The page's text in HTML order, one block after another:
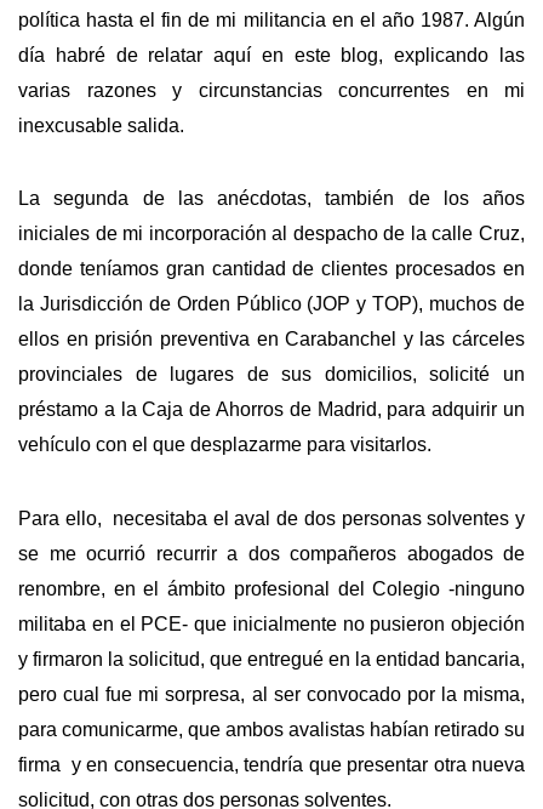
política hasta el fin de mi militancia en el año 1987. Algún
día habré de relatar aquí en este blog, explicando las
varias razones y circunstancias concurrentes en mi
inexcusable salida.
La segunda de las anécdotas, también de los años
iniciales de mi incorporación al despacho de la calle Cruz,
donde teníamos gran cantidad de clientes procesados en
la Jurisdicción de Orden Público (JOP y TOP), muchos de
ellos en prisión preventiva en Carabanchel y las cárceles
provinciales de lugares de sus domicilios, solicité un
préstamo a la Caja de Ahorros de Madrid, para adquirir un
vehículo con el que desplazarme para visitarlos.
Para ello, necesitaba el aval de dos personas solventes y
se me ocurrió recurrir a dos compañeros abogados de
renombre, en el ámbito profesional del Colegio -ninguno
militaba en el PCE- que inicialmente no pusieron objeción
y firmaron la solicitud, que entregué en la entidad bancaria,
pero cual fue mi sorpresa, al ser convocado por la misma,
para comunicarme, que ambos avalistas habían retirado su
firma y en consecuencia, tendría que presentar otra nueva
solicitud, con otras dos personas solventes.